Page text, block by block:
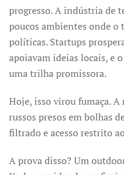
progresso. A indústria de
poucos ambientes onde o
políticas. Startups
apoiavam ideias locais, e
uma trilha promissora.
Hoje, isso virou fumaça. A
russos presos em bolhas
filtrado e acesso restrito
A prova disso? Um